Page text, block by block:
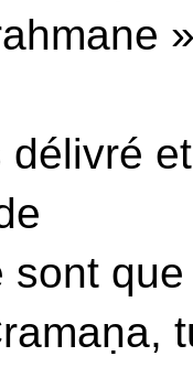
délivré
sont